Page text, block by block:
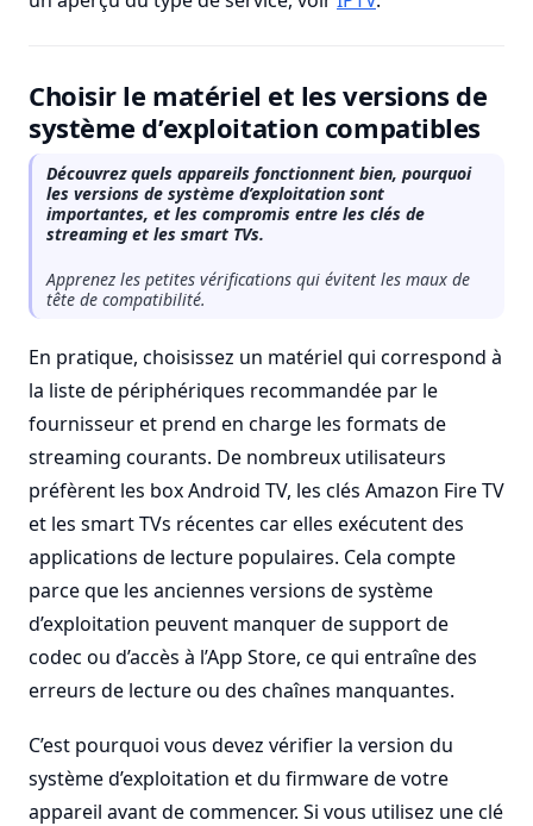
Choisir le matériel et les versions de
système d’exploitation compatibles
Découvrez quels appareils fonctionnent bien, pourquoi
les versions de système d’exploitation sont
importantes, et les compromis entre les clés de
streaming et les smart TVs.
Apprenez les petites vérifications qui évitent les maux de
tête de compatibilité.
En pratique, choisissez un matériel qui correspond à
la liste de périphériques recommandée par le
fournisseur et prend en charge les formats de
streaming courants. De nombreux utilisateurs
préfèrent les box Android TV, les clés Amazon Fire TV
et les smart TVs récentes car elles exécutent des
applications de lecture populaires. Cela compte
parce que les anciennes versions de système
d’exploitation peuvent manquer de support de
codec ou d’accès à l’App Store, ce qui entraîne des
erreurs de lecture ou des chaînes manquantes.
C’est pourquoi vous devez vérifier la version du
système d’exploitation et du firmware de votre
appareil avant de commencer. Si vous utilisez une clé